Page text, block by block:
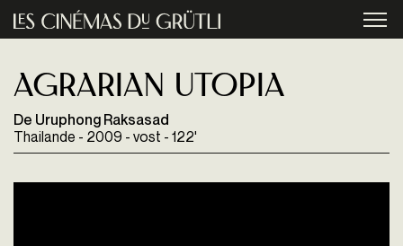
Aller au contenu principal
Agrarian Utopia
De Uruphong Raksasad
Thailande - 2009 - vost - 122'